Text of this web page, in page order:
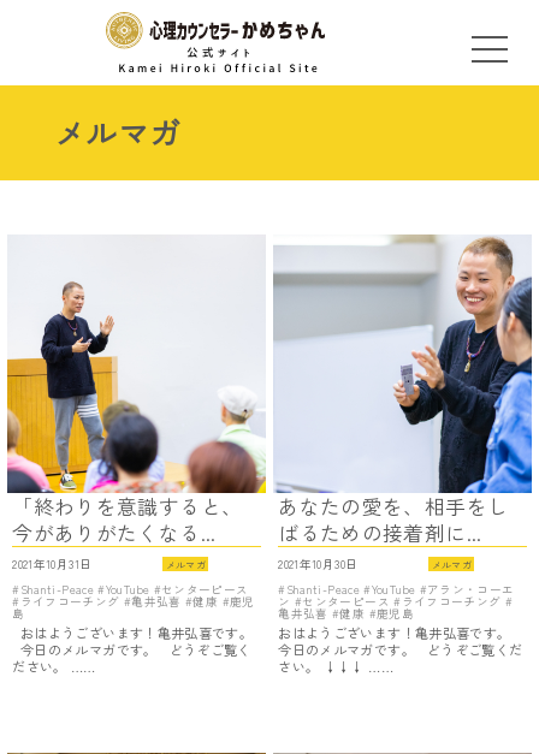
メルマガ
「終わりを意識すると、
今がありがたくなる...
2021年10月31日 メルマガ
Shanti-Peace YouTube センターピース
ライフコーチング 亀井弘喜 健康 鹿児
島
おはようございます！亀井弘喜です。
今日のメルマガです。 どうぞご覧く
ださい。 ……
あなたの愛を、相手をし
ばるための接着剤に...
2021年10月30日 メルマガ
Shanti-Peace YouTube アラン・コーエ
ン センターピース ライフコーチング
亀井弘喜 健康 鹿児島
おはようございます！亀井弘喜です。
今日のメルマガです。 どうぞご覧くだ
さい。 ↓↓↓ ……